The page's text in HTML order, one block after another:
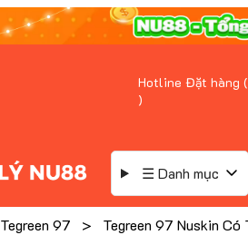
Hotline Đặt hàng
)
☰ Danh mục
Tegreen 97 > Tegreen 97 Nuskin